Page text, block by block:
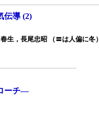
伝導 (2)
生，長尾忠昭 （〓は人偏に冬）
ーチ—